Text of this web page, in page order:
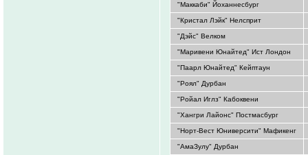
"Маккаби" Йоханнесбург
"Кристал Лэйк" Нелсприт
"Дэйс" Велком
"Маривени Юнайтед" Ист Лондон
"Паарл Юнайтед" Кейптаун
"Роял" Дурбан
"Ройал Иглз" Кабоквени
"Хангри Лайонс" Постмасбург
"Норт-Вест Юниверсити" Мафикенг
"АмаЗулу" Дурбан